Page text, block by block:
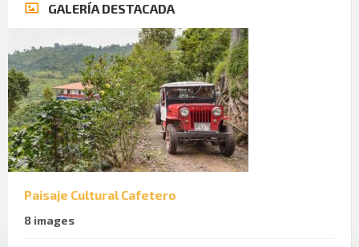
GALERÍA DESTACADA
Paisaje Cultural Cafetero
8 images